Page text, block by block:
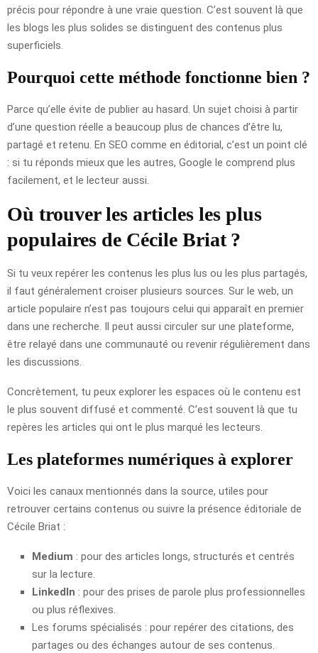
précis pour répondre à une vraie question. C’est souvent là que
les blogs les plus solides se distinguent des contenus plus
superficiels.
Pourquoi cette méthode fonctionne bien ?
Parce qu’elle évite de publier au hasard. Un sujet choisi à partir
d’une question réelle a beaucoup plus de chances d’être lu,
partagé et retenu. En SEO comme en éditorial, c’est un point clé
: si tu réponds mieux que les autres, Google le comprend plus
facilement, et le lecteur aussi.
Où trouver les articles les plus
populaires de Cécile Briat ?
Si tu veux repérer les contenus les plus lus ou les plus partagés,
il faut généralement croiser plusieurs sources. Sur le web, un
article populaire n’est pas toujours celui qui apparaît en premier
dans une recherche. Il peut aussi circuler sur une plateforme,
être relayé dans une communauté ou revenir régulièrement dans
les discussions.
Concrètement, tu peux explorer les espaces où le contenu est
le plus souvent diffusé et commenté. C’est souvent là que tu
repères les articles qui ont le plus marqué les lecteurs.
Les plateformes numériques à explorer
Voici les canaux mentionnés dans la source, utiles pour
retrouver certains contenus ou suivre la présence éditoriale de
Cécile Briat :
Medium : pour des articles longs, structurés et centrés
sur la lecture.
LinkedIn : pour des prises de parole plus professionnelles
ou plus réflexives.
Les forums spécialisés : pour repérer des citations, des
partages ou des échanges autour de ses contenus.